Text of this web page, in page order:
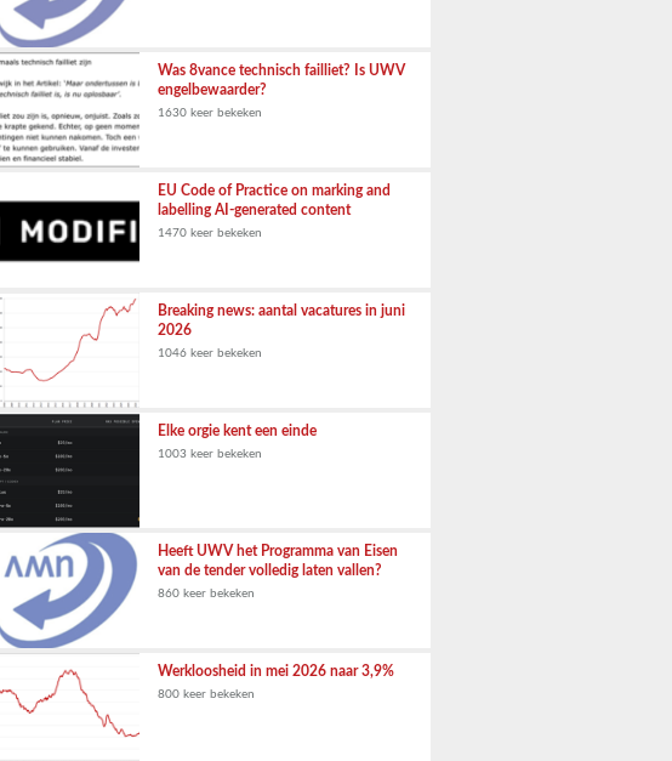
Was 8vance technisch failliet? Is UWV
engelbewaarder?
1630 keer bekeken
EU Code of Practice on marking and
labelling AI-generated content
1470 keer bekeken
Breaking news: aantal vacatures in juni
2026
1046 keer bekeken
Elke orgie kent een einde
1003 keer bekeken
Heeft UWV het Programma van Eisen
van de tender volledig laten vallen?
860 keer bekeken
Werkloosheid in mei 2026 naar 3,9%
800 keer bekeken